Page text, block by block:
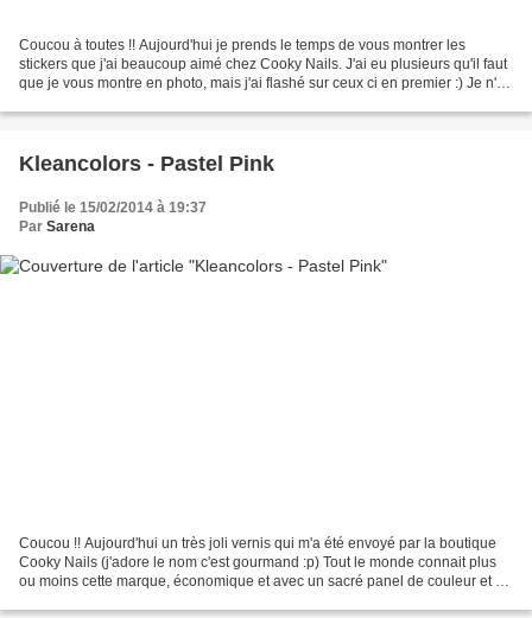
Coucou à toutes !! Aujourd'hui je prends le temps de vous montrer les
stickers que j'ai beaucoup aimé chez Cooky Nails. J'ai eu plusieurs qu'il faut
que je vous montre en photo, mais j'ai flashé sur ceux ci en premier :) Je n'ai
Kleancolors - Pastel Pink
Publié le 15/02/2014 à 19:37
Par Sarena
Coucou !! Aujourd'hui un très joli vernis qui m'a été envoyé par la boutique
Cooky Nails (j'adore le nom c'est gourmand :p) Tout le monde connait plus
ou moins cette marque, économique et avec un sacré panel de couleur et de